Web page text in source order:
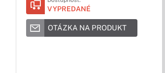
VYPREDANÉ
OTÁZKA NA PRODUKT